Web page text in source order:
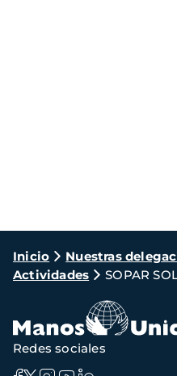
Ruta
de
navegación
Inicio Nuestras
Actividades
SOPAR
Redes sociales